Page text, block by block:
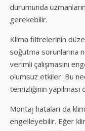
durumunda
gerekebilir.
Klima filtrelerinin
soğutma sorunlarına
verimli çalışmasını
olumsuz etkiler. Bu
temizliğinin yapılması
Montaj hataları da
engelleyebilir. Eğer